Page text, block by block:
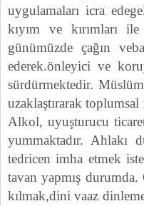
uygulamaları icra
kıyım ve kırımları
günümüzde çağın
ederek.önleyici ve
sürdürmektedir.
uzaklaştırarak
Alkol, uyuşturucu
yummaktadır. Ahlakı
tedricen imha etmek
tavan yapmış
kılmak,dini vaaz